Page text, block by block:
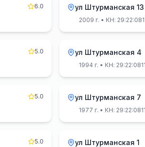
6.0
ул Штурманская 13
2009 г. • КН:
5.0
ул Штурманская 4
1994 г. • КН:
5.0
ул Штурманская 7
1977 г. • КН:
5.0
ул Штурманская 1